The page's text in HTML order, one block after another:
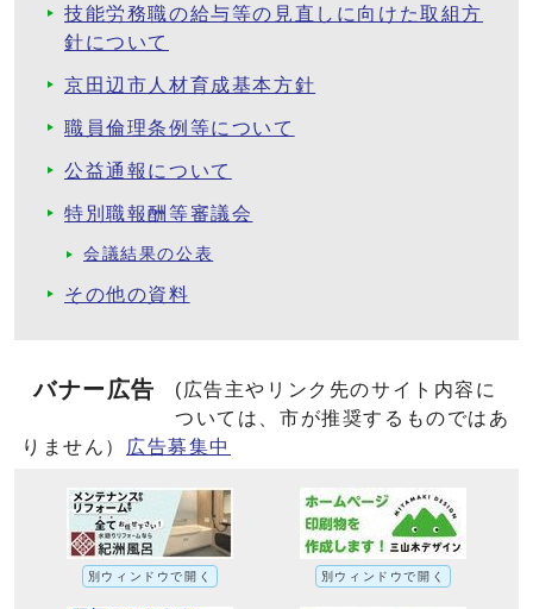
技能労務職の給与等の見直しに向けた取組方
針について
京田辺市人材育成基本方針
職員倫理条例等について
公益通報について
特別職報酬等審議会
会議結果の公表
その他の資料
バナー広告
(広告主やリンク先のサイト内容に
ついては、市が推奨するものではあ
りません）
広告募集中
別ウィンドウで開く 別ウィンドウで開く